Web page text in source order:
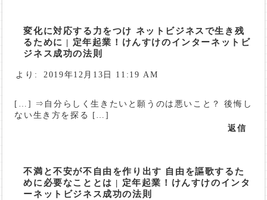
変化に対応する力をつけ ネットビジネスで生き残
るために | 定年起業！けんすけのインターネットビ
ジネス成功の法則
より: 2019年12月13日 11:19 AM
[…] ⇒自分らしく生きたいと願うのは悪いこと？ 後悔し
ない生き方を探る […]
返信
不満と不安が不自由を作り出す 自由を謳歌するた
めに必要なこととは | 定年起業！けんすけのインタ
ーネットビジネス成功の法則